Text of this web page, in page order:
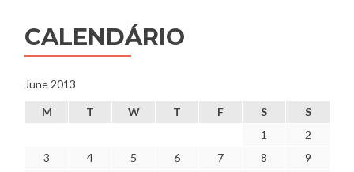
CALENDÁRIO
June 2013
M T W T F S
S
1
2
3
4 5 6 7 8
9